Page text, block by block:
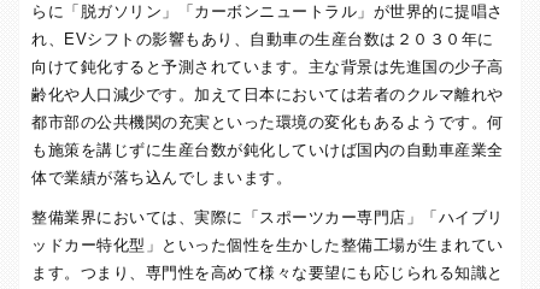
らに「脱ガソリン」「カーボンニュートラル」が世界的に提唱さ
れ、
EVシフトの影響もあり、自動車の生産台数は２０３０年に
向けて鈍化すると予測されています。主な背景は先進国の少子高
齢化や人口減少です。加えて日本においては若者のクルマ離れや
都市部の公共機関の充実といった環境の変化もあるようです。何
も施策を講じずに生産台数が鈍化していけば国内の自動車産業全
体で業績が落ち込んでしまいます。
整備業界においては、実際に「スポーツカー専門店」「ハイブリ
ッドカー特化型」といった個性を生かした整備工場が生まれてい
ます。つまり、専門性を高めて様々な要望にも応じられる知識と